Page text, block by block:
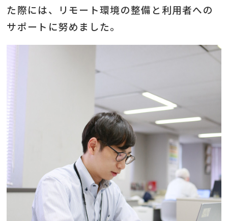
た際には、リモート環境の整備と利用者への
サポートに努めました。